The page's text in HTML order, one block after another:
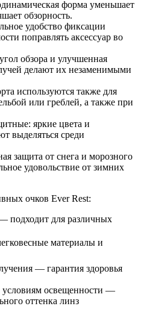
форма уменьшает
обзорность.
удобство фиксации
поправлять аксессуар во
обзора и улучшенная
делают их незаменимыми
используются также для
или греблей, а также при
яркие цвета и
выделяться среди
защита от снега и морозного
удовольствие от зимних
очков Ever Rest:
подходит для различных
материалы и
— гарантия здоровья
освещенности —
оттенка линз